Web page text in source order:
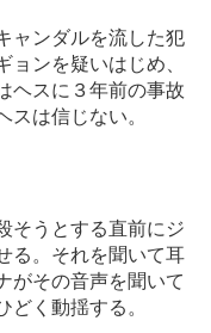
ャンダルを流した犯
ョンを疑いはじめ、
ヘスに３年前の事故
スは信じない。
そうとする直前にジ
る。それを聞いて耳
がその音声を聞いて
どく動揺する。